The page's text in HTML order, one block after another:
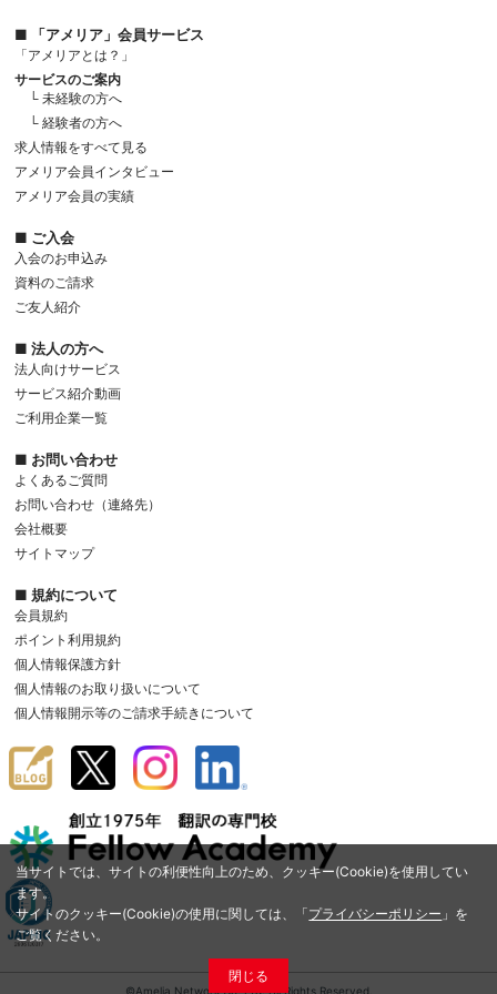
当サイトでは、サイトの利便性向上のため、クッキー(Cookie)を使用してい
ます。
サイトのクッキー(Cookie)の使用に関しては、「プライバシーポリシー 」を
ご覧ください。
閉じる
■ 「アメリア」会員サービス
「アメリアとは？」
サービスのご案内
└ 未経験の方へ
└ 経験者の方へ
求人情報をすべて見る
アメリア会員インタビュー
アメリア会員の実績
■ ご入会
入会のお申込み
資料のご請求
ご友人紹介
■ 法人の方へ
法人向けサービス
サービス紹介動画
ご利用企業一覧
■ お問い合わせ
よくあるご質問
お問い合わせ（連絡先）
会社概要
サイトマップ
■ 規約について
会員規約
ポイント利用規約
個人情報保護方針
個人情報のお取り扱いについて
個人情報開示等のご請求手続きについて
©Amelia Network Co.,Ltd. All Rights Reserved.